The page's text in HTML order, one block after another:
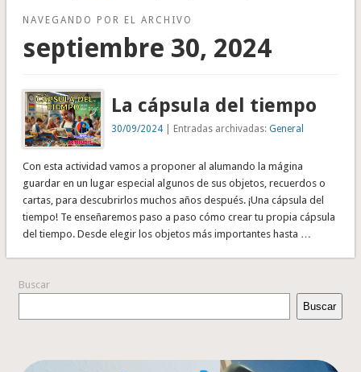
NAVEGANDO POR EL ARCHIVO
septiembre 30, 2024
La cápsula del tiempo
30/09/2024 | Entradas archivadas:General
Con esta actividad vamos a proponer al alumando la mágina
guardar en un lugar especial algunos de sus objetos, recuerdos o
cartas, para descubrirlos muchos años después. ¡Una cápsula del
tiempo! Te enseñaremos paso a paso cómo crear tu propia cápsula
del tiempo. Desde elegir los objetos más importantes hasta …
Buscar
Buscar